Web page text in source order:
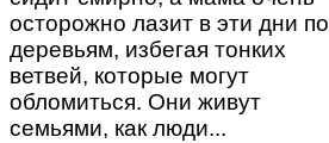
осторожно лазит в эти дни по
деревьям, избегая тонких
ветвей, которые могут
обломиться. Они живут
семьями, как люди...